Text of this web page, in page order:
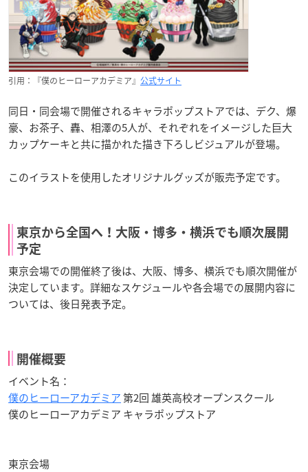
引用：『僕のヒーローアカデミア』 公式サイト
同日・同会場で開催されるキャラポップストアでは、デク、爆
豪、お茶子、轟、相澤の5人が、それぞれをイメージした巨大
カップケーキと共に描かれた描き下ろしビジュアルが登場。
このイラストを使用したオリジナルグッズが販売予定です。
東京から全国へ！大阪・博多・横浜でも順次展開
予定
東京会場での開催終了後は、大阪、博多、横浜でも順次開催が
決定しています。詳細なスケジュールや各会場での展開内容に
ついては、後日発表予定。
開催概要
イベント名：
僕のヒーローアカデミア第2回 雄英高校オープンスクール
僕のヒーローアカデミア キャラポップストア
東京会場